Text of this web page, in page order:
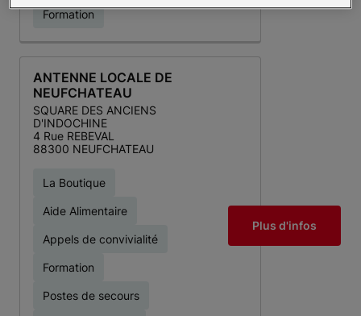
Formation
ANTENNE LOCALE DE
NEUFCHATEAU
SQUARE DES ANCIENS
D'INDOCHINE
4 Rue REBEVAL
88300 NEUFCHATEAU
La Boutique
Aide Alimentaire
Appels de convivialité
Formation
Postes de secours
Plus d'infos